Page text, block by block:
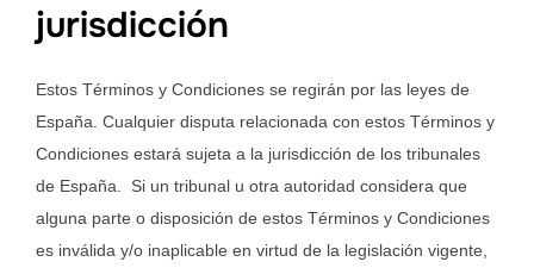
jurisdicción
Estos Términos y Condiciones se regirán por las leyes de
España. Cualquier disputa relacionada con estos Términos y
Condiciones estará sujeta a la jurisdicción de los tribunales
de España. Si un tribunal u otra autoridad considera que
alguna parte o disposición de estos Términos y Condiciones
es inválida y/o inaplicable en virtud de la legislación vigente,